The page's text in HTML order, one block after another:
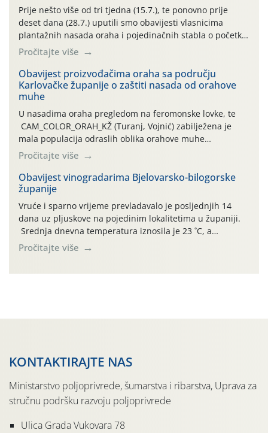
Prije nešto više od tri tjedna (15.7.), te ponovno prije
deset dana (28.7.) uputili smo obavijesti vlasnicima
plantažnih nasada oraha i pojedinačnih stabla o početku
leta i ovogodišnjoj potrebi usmjerenog suzbijanja
orahove muhe (Rhagoletis completa)! Već dvanaest dana
traje drugi ovogodišnji “toplinski udar”, koji naročito
izražen zadnja šest dana (31.7.-05.8.), jer najviše
temperature zraka svakodnevno […]
Pročitajte više
Obavijest proizvođačima oraha sa području
Karlovačke županije o zaštiti nasada od orahove
muhe
U nasadima oraha pregledom na feromonske lovke, te
CAM_COLOR_ORAH_KŽ (Turanj, Vojnić) zabilježena je
mala populacija odraslih oblika orahove muhe
(Rhagoletis completa). Niska brojnost može se objasniti
činjenicom da je riječ o mladim nasadima s vrlo malim
urodom, što je povezano i s manjim brojem prezimjelih
jedinki. U starijim nasadima, na žutim ljepljivim Rebell
pločama s […]
Pročitajte više
Obavijest vinogradarima Bjelovarsko-bilogorske
županije
Vruće i sparno vrijeme prevladavalo je posljednjih 14
dana uz pljuskove na pojedinim lokalitetima u županiji.
Srednja dnevna temperatura iznosila je 23 ˚C, a
maksimalne su posljednjih dana dosezale do 35 ˚C.
Simptome plamenjače vinove loze (Plasmoparas
Pročitajte više
KONTAKTIRAJTE NAS
Ministarstvo poljoprivrede, šumarstva i ribarstva, Uprava za
stručnu podršku razvoju poljoprivrede
Ulica Grada Vukovara 78